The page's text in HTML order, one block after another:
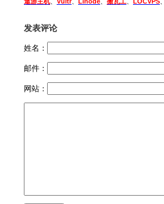
发表评论
姓名：
邮件：
网站：